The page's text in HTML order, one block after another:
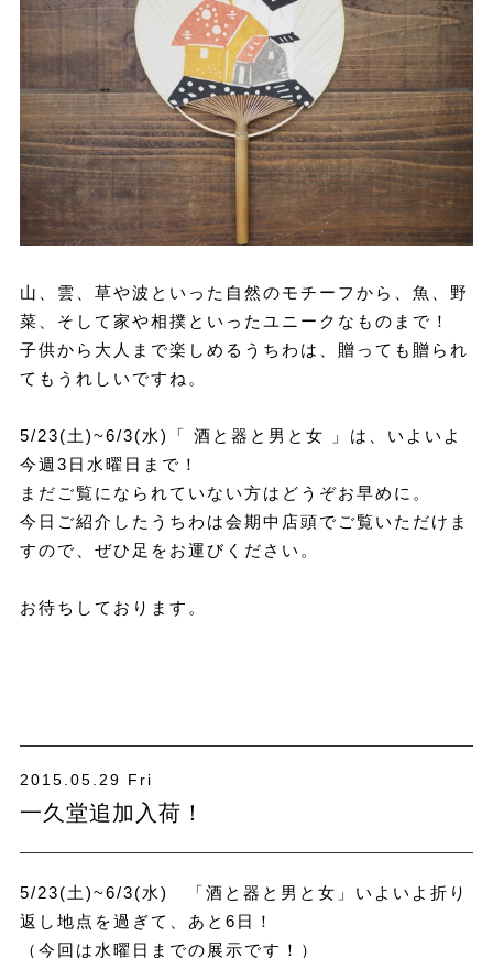
山、雲、草や波といった自然のモチーフから、魚、野
菜、そして家や相撲といったユニークなものまで！
子供から大人まで楽しめるうちわは、贈っても贈られ
てもうれしいですね。
5/23(土)~6/3(水)「 酒と器と男と女 」は、いよいよ
今週3日水曜日まで！
まだご覧になられていない方はどうぞお早めに。
今日ご紹介したうちわは会期中店頭でご覧いただけま
すので、ぜひ足をお運びください。
お待ちしております。
2015.05.29 Fri
一久堂追加入荷！
5/23(土)~6/3(水) 「酒と器と男と女」いよいよ折り
返し地点を過ぎて、あと6日！
（今回は水曜日までの展示です！）